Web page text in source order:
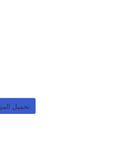
تحميل المزيد